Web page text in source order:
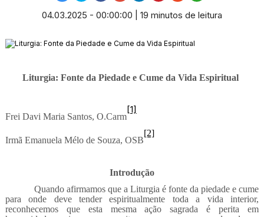
04.03.2025 - 00:00:00 | 19 minutos de leitura
Liturgia: Fonte da Piedade e Cume da Vida Espiritual
Frei Davi Maria Santos, O.Carm
[1]
Irmã Emanuela Mélo de Souza, OSB
[2]
Introdução
Quando afirmamos que a Liturgia é fonte da piedade e cume
para onde deve tender espiritualmente toda a vida interior,
reconhecemos que esta mesma ação sagrada é perita em